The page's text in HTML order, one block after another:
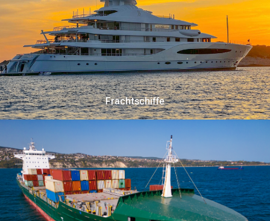
Frachtschiffe